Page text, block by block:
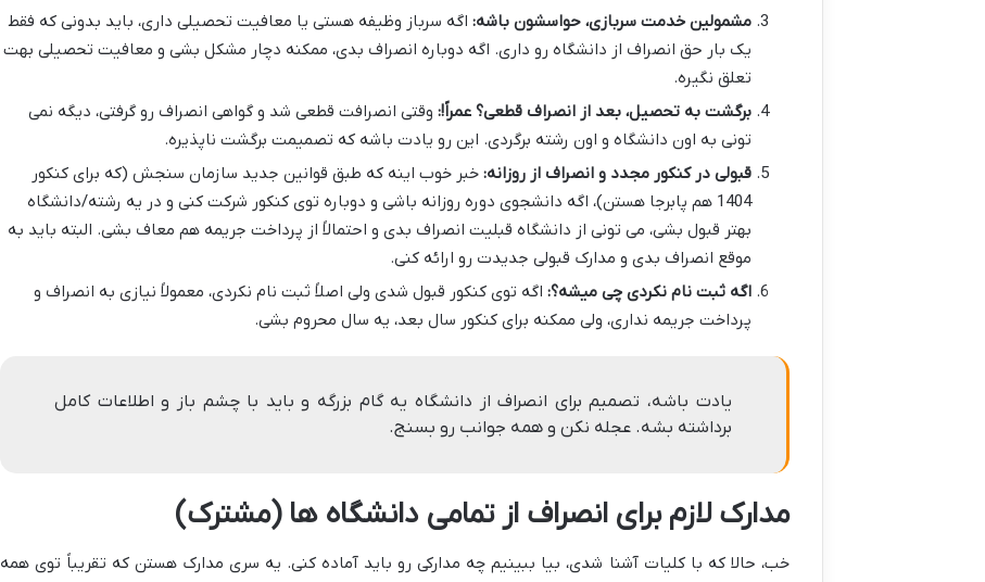
مشمولین خدمت سربازی، حواسشون باشه: اگه سرباز وظیفه هستی یا معافیت تحصیلی داری، باید بدونی که فقط
یک بار حق انصراف از دانشگاه رو داری. اگه دوباره انصراف بدی، ممکنه دچار مشکل بشی و معافیت تحصیلی بهت
تعلق نگیره.
برگشت به تحصیل، بعد از انصراف قطعی؟ عمراً!: وقتی انصرافت قطعی شد و گواهی انصراف رو گرفتی، دیگه نمی
تونی به اون دانشگاه و اون رشته برگردی. این رو یادت باشه که تصمیمت برگشت ناپذیره.
قبولی در کنکور مجدد و انصراف از روزانه: خبر خوب اینه که طبق قوانین جدید سازمان سنجش (که برای کنکور
1404 هم پابرجا هستن)، اگه دانشجوی دوره روزانه باشی و دوباره توی کنکور شرکت کنی و در یه رشته/دانشگاه
بهتر قبول بشی، می تونی از دانشگاه قبلیت انصراف بدی و احتمالاً از پرداخت جریمه هم معاف بشی. البته باید به
موقع انصراف بدی و مدارک قبولی جدیدت رو ارائه کنی.
اگه ثبت نام نکردی چی میشه؟: اگه توی کنکور قبول شدی ولی اصلاً ثبت نام نکردی، معمولاً نیازی به انصراف و
پرداخت جریمه نداری، ولی ممکنه برای کنکور سال بعد، یه سال محروم بشی.
یادت باشه، تصمیم برای انصراف از دانشگاه یه گام بزرگه و باید با چشم باز و اطلاعات کامل
برداشته بشه. عجله نکن و همه جوانب رو بسنج.
مدارک لازم برای انصراف از تمامی دانشگاه ها (مشترک)
خب، حالا که با کلیات آشنا شدی، بیا ببینیم چه مدارکی رو باید آماده کنی. یه سری مدارک هستن که تقریباً توی همه